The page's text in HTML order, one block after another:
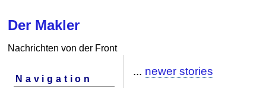
Der Makler
Nachrichten von der Front
Navigation
... newer stories